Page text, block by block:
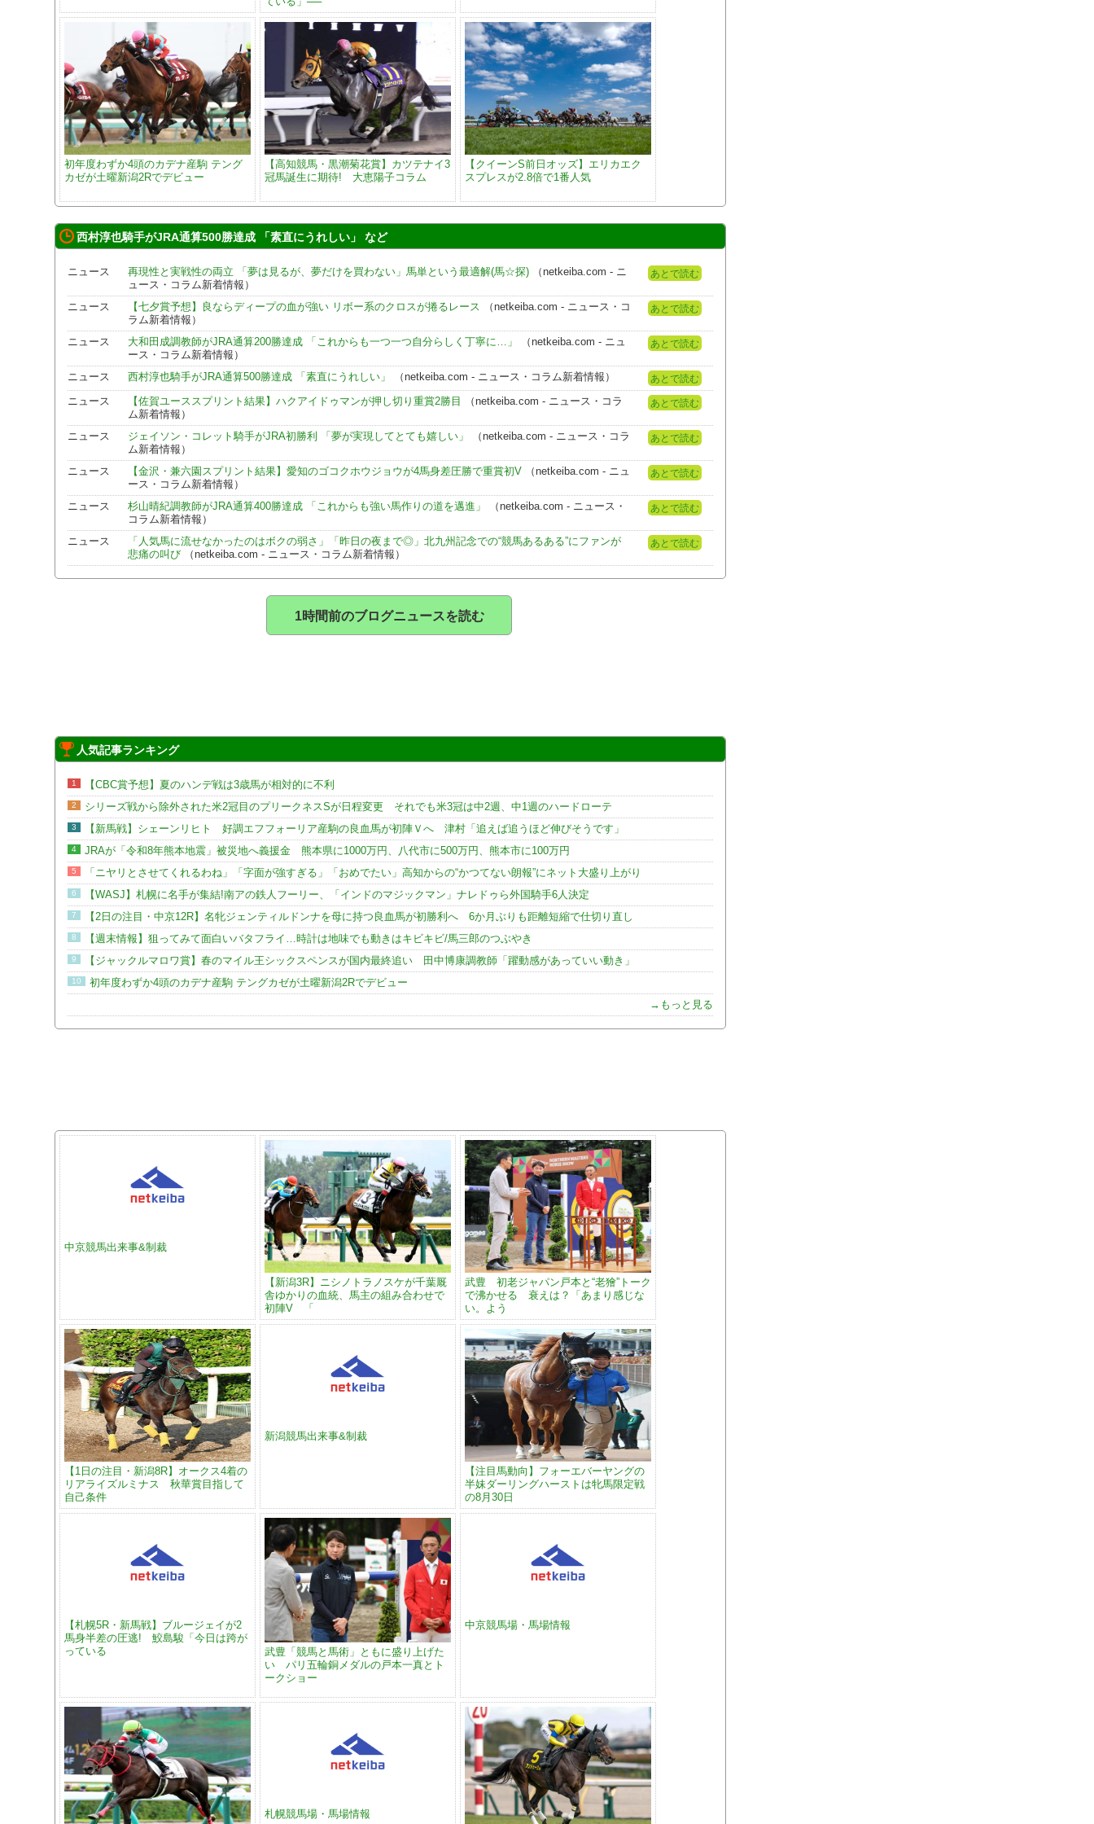
初年度わずか4頭のカデナ産駒 テング
カゼが土曜新潟2Rでデビュー
【高知競馬・黒潮菊花賞】カツテナイ3
冠馬誕生に期待! 大恵陽子コラム
【クイーンS前日オッズ】エリカエク
スプレスが2.8倍で1番人気
西村淳也騎手がJRA通算500勝達成 「素直にうれしい」 など
ニュース 再現性と実戦性の両立 「夢は見るが、夢だけを買わない」馬単という最適解(馬☆探)（netkeiba.com - ニ
ュース・コラム新着情報）
あとで読む
ニュース 【七夕賞予想】良ならディープの血が強い リボー系のクロスが捲るレース （netkeiba.com - ニュース・コ
ラム新着情報）
あとで読む
ニュース 大和田成調教師がJRA通算200勝達成 「これからも一つ一つ自分らしく丁寧に…」
（netkeiba.com - ニュ
ース・コラム新着情報）
あとで読む
ニュース 西村淳也騎手がJRA通算500勝達成 「素直にうれしい」 （netkeiba.com - ニュース・コラム新着情報） あとで読む
ニュース 【佐賀ユーススプリント結果】ハクアイドゥマンが押し切り重賞2勝目
（netkeiba.com - ニュース・コラ
ム新着情報）
あとで読む
ニュース ジェイソン・コレット騎手がJRA初勝利 「夢が実現してとても嬉しい」
（netkeiba.com - ニュース・コラ
ム新着情報）
あとで読む
ニュース 【金沢・兼六園スプリント結果】愛知のゴコクホウジョウが4馬身差圧勝で重賞初V（netkeiba.com - ニュ
ース・コラム新着情報）
あとで読む
ニュース 杉山晴紀調教師がJRA通算400勝達成 「これからも強い馬作りの道を邁進」
（netkeiba.com - ニュース・
コラム新着情報）
あとで読む
ニュース
「人気馬に流せなかったのはボクの弱さ」「昨日の夜まで◎」北九州記念での“競馬あるある”にファンが
悲痛の叫び（netkeiba.com - ニュース・コラム新着情報）
あとで読む
1時間前のブログニュースを読む
人気記事ランキング
1 【CBC賞予想】夏のハンデ戦は3歳馬が相対的に不利
2 シリーズ戦から除外された米2冠目のプリークネスSが日程変更 それでも米3冠は中2週、中1週のハードローテ
3 【新馬戦】シェーンリヒト 好調エフフォーリア産駒の良血馬が初陣Ｖへ 津村「追えば追うほど伸びそうです」
4 JRAが「令和8年熊本地震」被災地へ義援金 熊本県に1000万円、八代市に500万円、熊本市に100万円
5 「ニヤリとさせてくれるわね」「字面が強すぎる」「おめでたい」高知からの“かつてない朗報”にネット大盛り上がり
6 【WASJ】札幌に名手が集結!南アの鉄人フーリー、「インドのマジックマン」ナレドゥら外国騎手6人決定
7 【2日の注目・中京12R】名牝ジェンティルドンナを母に持つ良血馬が初勝利へ 6か月ぶりも距離短縮で仕切り直し
8 【週末情報】狙ってみて面白いバタフライ…時計は地味でも動きはキビキビ/馬三郎のつぶやき
9 【ジャックルマロワ賞】春のマイル王シックスペンスが国内最終追い 田中博康調教師「躍動感があっていい動き」
10
初年度わずか4頭のカデナ産駒 テングカゼが土曜新潟2Rでデビュー
→もっと見る
中京競馬出来事&制裁
【新潟3R】ニシノトラノスケが千葉厩
舎ゆかりの血統、馬主の組み合わせで
初陣V 「
武豊 初老ジャパン戸本と“老獪”トーク
で沸かせる 衰えは？「あまり感じな
い。よう
【1日の注目・新潟8R】オークス4着の
リアライズルミナス 秋華賞目指して
自己条件
新潟競馬出来事&制裁
【注目馬動向】フォーエバーヤングの
半妹ダーリングハーストは牝馬限定戦
の8月30日
【札幌5R・新馬戦】ブルージェイが2
馬身半差の圧逃! 鮫島駿「今日は跨が
っている
武豊「競馬と馬術」ともに盛り上げた
い パリ五輪銅メダルの戸本一真とト
ークショー
中京競馬場・馬場情報
札幌競馬場・馬場情報